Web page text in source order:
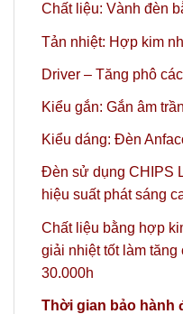
Chất liệu: Vành đèn
Tản nhiệt: Hợp kim
Driver – Tăng phô
Kiểu gắn: Gắn âm trần
Kiểu dáng: Đèn
Đèn sử dụng CHIPS
hiệu suất phát sáng
Chất liệu bằng hợp
giải nhiệt tốt làm tăng
30.000h
Thời gian bảo hành